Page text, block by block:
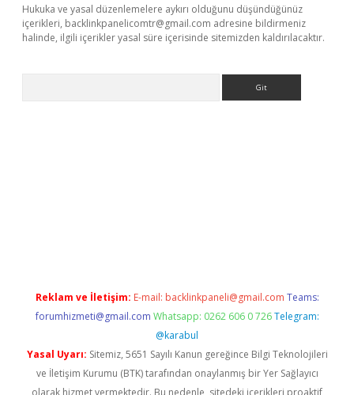
Hukuka ve yasal düzenlemelere aykırı olduğunu düşündüğünüz
içerikleri, backlinkpanelicomtr@gmail.com adresine bildirmeniz
halinde, ilgili içerikler yasal süre içerisinde sitemizden kaldırılacaktır.
Reklam ve İletişim: E-mail: backlinkpaneli@gmail.com Teams:
forumhizmeti@gmail.com Whatsapp: 0262 606 0 726 Telegram:
@karabul
Yasal Uyarı: Sitemiz, 5651 Sayılı Kanun gereğince Bilgi Teknolojileri
ve İletişim Kurumu (BTK) tarafından onaylanmış bir Yer Sağlayıcı
olarak hizmet vermektedir. Bu nedenle, sitedeki içerikleri proaktif